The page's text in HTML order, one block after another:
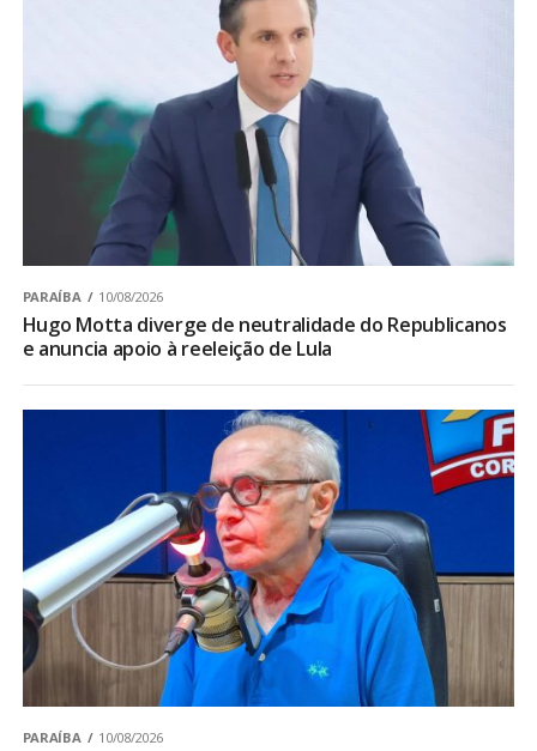
PARAÍBA 10/08/2026
Hugo Motta diverge de neutralidade do Republicanos
e anuncia apoio à reeleição de Lula
PARAÍBA 10/08/2026